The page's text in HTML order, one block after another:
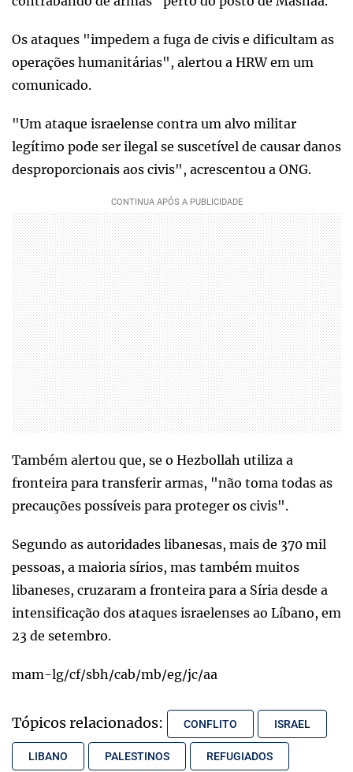
Os ataques "impedem a fuga de civis e dificultam as
operações humanitárias", alertou a HRW em um
comunicado.
"Um ataque israelense contra um alvo militar
legítimo pode ser ilegal se suscetível de causar danos
desproporcionais aos civis", acrescentou a ONG.
Também alertou que, se o Hezbollah utiliza a
fronteira para transferir armas, "não toma todas as
precauções possíveis para proteger os civis".
Segundo as autoridades libanesas, mais de 370 mil
pessoas, a maioria sírios, mas também muitos
libaneses, cruzaram a fronteira para a Síria desde a
intensificação dos ataques israelenses ao Líbano, em
23 de setembro.
mam-lg/cf/sbh/cab/mb/eg/jc/aa
Tópicos relacionados: CONFLITO ISRAEL
LIBANO PALESTINOS REFUGIADOS